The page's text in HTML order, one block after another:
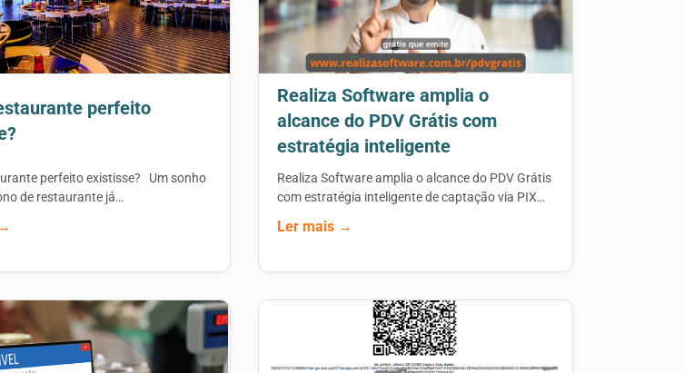
perfeito
perfeito existisse? Um sonho
de restaurante já…
Realiza Software amplia o
alcance do PDV Grátis com
estratégia inteligente
Realiza Software amplia o alcance do PDV Grátis
com estratégia inteligente de captação via PIX…
Ler mais →